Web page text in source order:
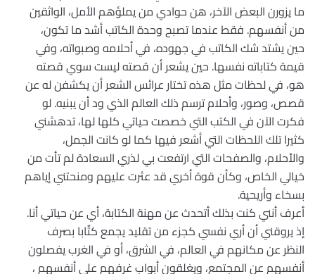
ما يزورن البعض الآخر، هن حوادي من يملؤهم الأمل، الواثقين
من أنفسهم. فقط عندما تصبح وحدة الكاتب أشد ما تكون،
حين يشتد شك الكاتب في جهوده، في أحلامه وصبواته، وفي
قيمة كتاباته نفسها. حين يشعر أن قصته ليست سوي قصته
هو، في لحظات مثل هذه تختار عرائس الشعر أن يكشفن له عن
قصص، وصور، وأحلام ترسم ذلك العالم الذي ود أن يبنيه. لو
فكرت الآن في الكتب التي خصصت حياتي كلها لها، تدهشني
كثيرا تلك اللحظات التي أشعر فيها كما لو كانت الجمل،
والأحلام، والصفحات التي ارتفعت بي لذري السعادة لم تأت من
خيالي الخاص، وكأن قوة أخري قد عثرت عليهم ومنحتني إياهم
بسخاء وأريحية.
أعرف أنني كنت بذلك أتحدث عن مهنة الكتابة، أي عن حياتي أنا.
إذ يروقني أن أري نفسي كجزء من تقليد يجمع كتٌابا بصرف
النظر عن مكانهم في العالم، في الشرق، أو في الغرب يفصلون
أنفسهم عن المجتمع، ويغلقون أبواب غرفهم علي أنفسهم ،